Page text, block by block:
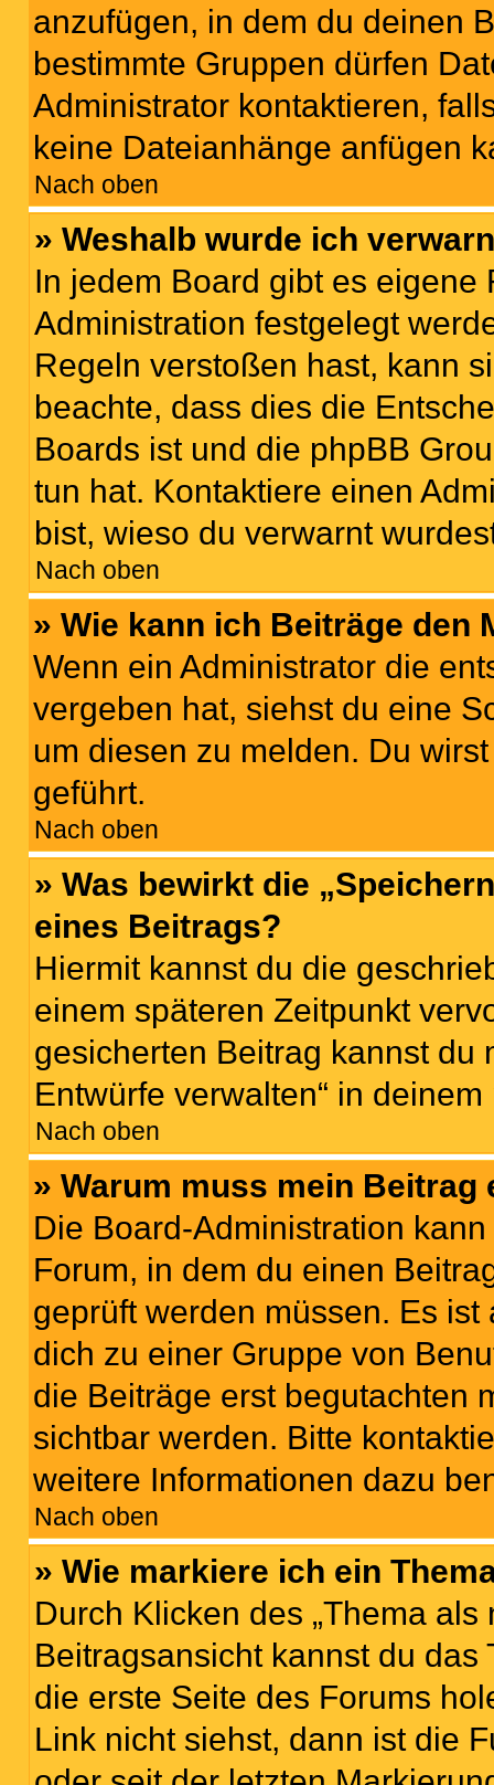
anzufügen, in dem du deinen
bestimmte Gruppen dürfen
Administrator kontaktieren,
keine Dateianhänge anfügen
Nach oben
» Weshalb wurde ich
In jedem Board gibt es
Administration festgelegt
Regeln verstoßen hast, kann
beachte, dass dies die
Boards ist und die phpBB
tun hat. Kontaktiere einen
bist, wieso du verwarnt
Nach oben
» Wie kann ich Beiträge den
Wenn ein Administrator die
vergeben hat, siehst du eine
um diesen zu melden. Du
geführt.
Nach oben
» Was bewirkt die
eines Beitrags?
Hiermit kannst du die
einem späteren Zeitpunkt
gesicherten Beitrag kannst du
Entwürfe verwalten“ in
Nach oben
» Warum muss mein
Die Board-Administration
Forum, in dem du einen
geprüft werden müssen. Es
dich zu einer Gruppe von
die Beiträge erst begutachten
sichtbar werden. Bitte
weitere Informationen dazu
Nach oben
» Wie markiere ich ein
Durch Klicken des „Thema
Beitragsansicht kannst du
die erste Seite des Forums
Link nicht siehst, dann ist die